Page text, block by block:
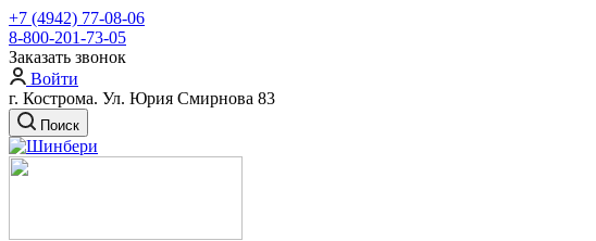
+7 (4942) 77-08-06
8-800-201-73-05
Заказать звонок
Войти
г. Кострома. Ул. Юрия Смирнова 83
Поиск